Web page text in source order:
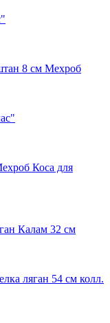
8 см Мехроб
Коса для
Калам 32 см
ляган 54 см колл.